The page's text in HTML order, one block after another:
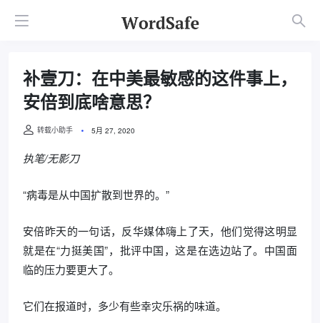
补壹刀：在中美最敏感的这件事上，
安倍到底啥意思？
转载小助手 5月 27, 2020
执笔/无影刀
“病毒是从中国扩散到世界的。”
安倍昨天的一句话，反华媒体嗨上了天，他们觉得这明显
就是在“力挺美国”，批评中国，这是在选边站了。中国面
临的压力要更大了。
它们在报道时，多少有些幸灾乐祸的味道。